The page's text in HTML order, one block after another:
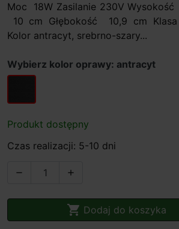
Moc 18W Zasilanie 230V
10 cm Głębokość 10,9 cm
Kolor antracyt, srebrno-szary...
Wybierz kolor oprawy: antracyt
antracyt
Produkt dostępny
Czas realizacji: 5-10 dni
 
 Dodaj do koszyka